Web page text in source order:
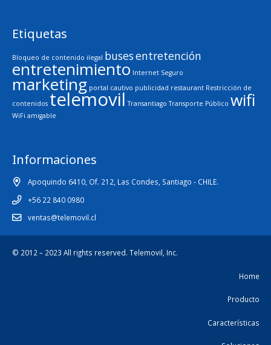
Etiquetas
Bloqueo de contenido ilegal busesentretención
entretenimiento Internet Seguro
marketing portal cautivo publicidad restaurant Restricción de
contenidos telemovil Transantiago Transporte Público wifi
WiFi amigable
Informaciones
Apoquindo 6410, Of. 212, Las Condes, Santiago - CHILE.
+56 22 840 0980
ventas@telemovil.cl
© 2012 – 2023 All rights reserved. Telemovil, Inc.
Home
Producto
Características